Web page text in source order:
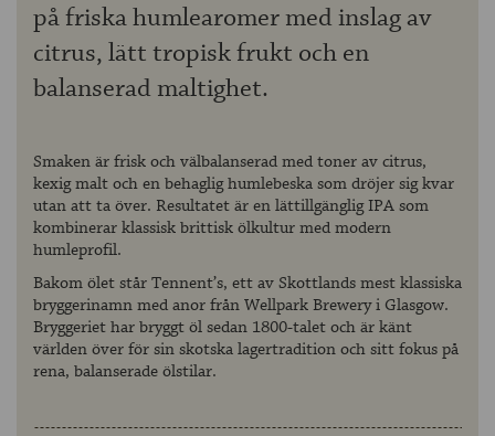
på friska humlearomer med inslag av
citrus, lätt tropisk frukt och en
balanserad maltighet.
Smaken är frisk och välbalanserad med toner av citrus,
kexig malt och en behaglig humlebeska som dröjer sig kvar
utan att ta över. Resultatet är en lättillgänglig IPA som
kombinerar klassisk brittisk ölkultur med modern
humleprofil.
Bakom ölet står Tennent’s, ett av Skottlands mest klassiska
bryggerinamn med anor från Wellpark Brewery i Glasgow.
Bryggeriet har bryggt öl sedan 1800-talet och är känt
världen över för sin skotska lagertradition och sitt fokus på
rena, balanserade ölstilar.